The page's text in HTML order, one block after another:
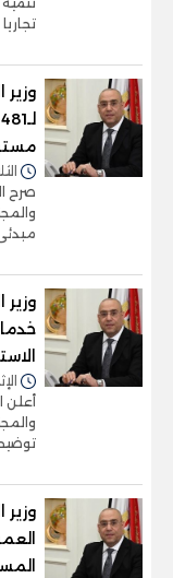
الثلاثاء
صرح
الإثنين
أعلن